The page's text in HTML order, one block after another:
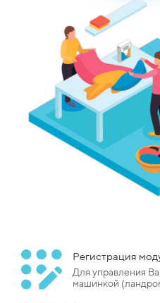
Регистрация
Для управления
машинкой